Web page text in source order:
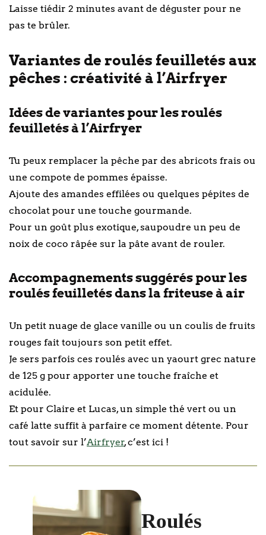
Laisse tiédir 2 minutes avant de déguster pour ne
pas te brûler.
Variantes de roulés feuilletés aux
pêches : créativité à l’Airfryer
Idées de variantes pour les roulés
feuilletés à l’Airfryer
Tu peux remplacer la pêche par des abricots frais ou
une compote de pommes épaisse.
Ajoute des amandes effilées ou quelques pépites de
chocolat pour une touche gourmande.
Pour un goût plus exotique, saupoudre un peu de
noix de coco râpée sur la pâte avant de rouler.
Accompagnements suggérés pour les
roulés feuilletés dans la friteuse à air
Un petit nuage de glace vanille ou un coulis de fruits
rouges fait toujours son petit effet.
Je sers parfois ces roulés avec un yaourt grec nature
de 125 g pour apporter une touche fraîche et
acidulée.
Et pour Claire et Lucas, un simple thé vert ou un
café latte suffit à parfaire ce moment détente. Pour
tout savoir sur l’Airfryer, c’est ici !
Roulés